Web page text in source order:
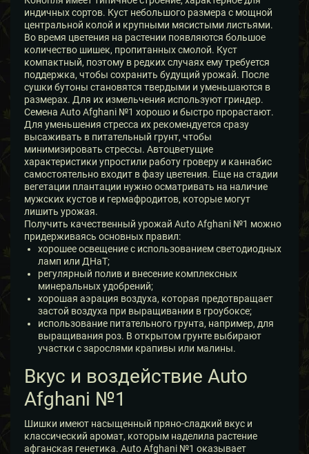
индичных сортов. Куст небольшого размера с мощной
центральной колой и крупными мясистыми листьями.
Во время цветения на растении появляются большое
количество шишек, пропитанных смолой. Куст
компактный, поэтому в редких случаях ему требуется
поддержка, чтобы сохранить будущий урожай. После
сушки бутоны становятся твердыми и уменьшаются в
размерах. Для их измельчения используют гриндер.
Семена Auto Afghani №1 хорошо и быстро прорастают.
Для уменьшения стресса их рекомендуется сразу
высаживать в питательный грунт, чтобы
минимизировать стрессы. Автоцветущие
характеристики упростили работу гроверу и каннабис
самостоятельно входит в фазу цветения. Еще на стадии
вегетации плантации нужно осматривать на наличие
мужских кустов и гермафродитов, которые могут
лишить урожая.
Получить качественный урожай Auto Afghani №1 можно
придерживаясь основных правил:
хорошее освещение с использованием светодиодных
ламп или ДНаТ;
регулярный полив и внесение комплексных
минеральных удобрений;
хорошая аэрация воздуха, которая предотвращает
застой воздуха при выращивании в гроубоксе;
использование питательного грунта, например, для
выращивания роз. В открытом грунте выбирают
участки с зарослями крапивы или малины.
Вкус и воздействие Auto
Afghani №1
Шишки имеют насыщенный пряно-сладкий вкус и
классический аромат, которым наделила растение
афганская генетика. Auto Afghani №1 оказывает